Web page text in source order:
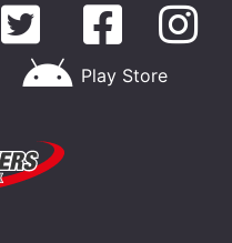
Play Store